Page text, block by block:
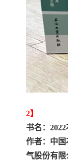
2】
书名：
作者：中
气股份有限